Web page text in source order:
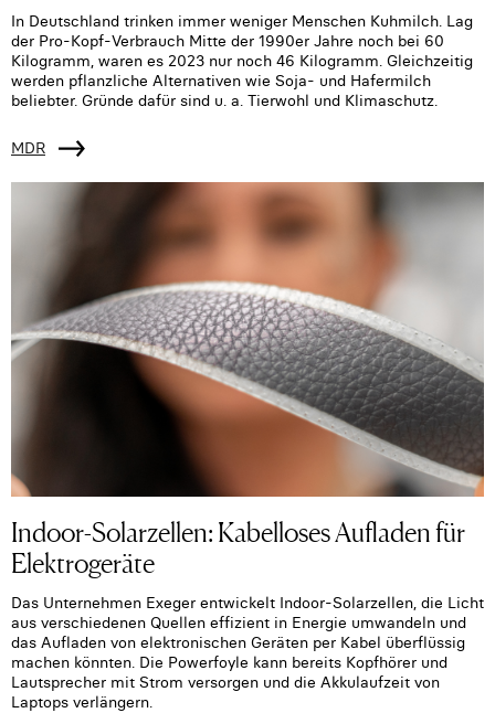
In Deutschland trinken immer weniger Menschen Kuhmilch. Lag
der Pro-Kopf-Verbrauch Mitte der 1990er Jahre noch bei 60
Kilogramm, waren es 2023 nur noch 46 Kilogramm. Gleichzeitig
werden pflanzliche Alternativen wie Soja- und Hafermilch
beliebter. Gründe dafür sind u. a. Tierwohl und Klimaschutz.
MDR
Indoor-Solarzellen: Kabelloses Aufladen für
Elektrogeräte
Das Unternehmen Exeger entwickelt Indoor-Solarzellen, die Licht
aus verschiedenen Quellen effizient in Energie umwandeln und
das Aufladen von elektronischen Geräten per Kabel überflüssig
machen könnten. Die Powerfoyle kann bereits Kopfhörer und
Lautsprecher mit Strom versorgen und die Akkulaufzeit von
Laptops verlängern.